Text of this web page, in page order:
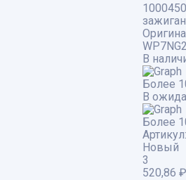
В
Более
В
Более
Артикул:
Новый
3
520,86 ₽